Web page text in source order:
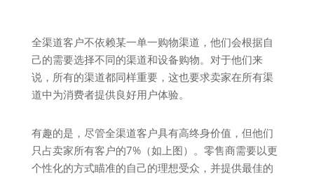
全渠道客户不依赖某一单一购物渠道，他们会根据自
己的需要选择不同的渠道和设备购物。对于他们来
说，所有的渠道都同样重要，这也要求卖家在所有渠
道中为消费者提供良好用户体验。
有趣的是，尽管全渠道客户具有高终身价值，但他们
只占卖家所有客户的7%（如上图）。零售商需要以更
个性化的方式瞄准的自己的理想受众，并提供最佳的